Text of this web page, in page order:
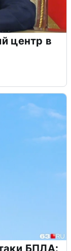
центр в
БПЛА: